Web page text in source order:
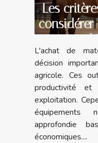
Les
L'achat de
décision
agricole. Ces
productivité
exploitation.
équipements
approfondie
économiques....